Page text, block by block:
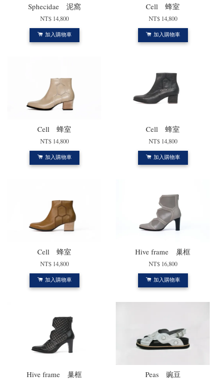
Sphecidae 泥窩
NT$ 14,800
加入購物車
Cell 蜂室
NT$ 14,800
加入購物車
Cell 蜂室
NT$ 14,800
加入購物車
Cell 蜂室
NT$ 14,800
加入購物車
Cell 蜂室
NT$ 14,800
加入購物車
Hive frame 巢框
NT$ 16,800
加入購物車
Hive frame 巢框 Peas 豌豆